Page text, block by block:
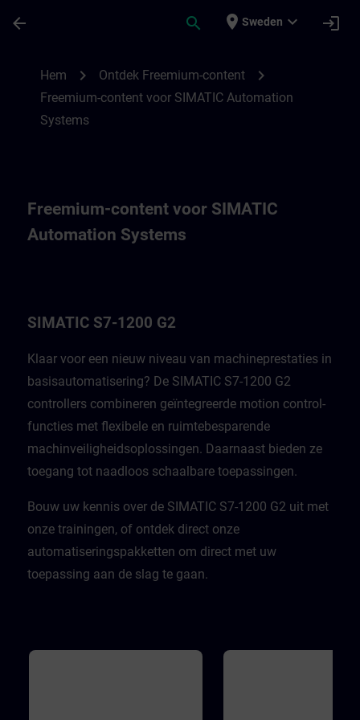
arrow_back search place Sweden expand_more login
Hem chevron_right Ontdek Freemium-content chevron_right
Freemium-content voor SIMATIC Automation
Systems
Freemium-content voor SIMATIC
Automation Systems
SIMATIC S7-1200 G2
Klaar voor een nieuw niveau van machineprestaties in
basisautomatisering? De SIMATIC S7-1200 G2
controllers combineren geïntegreerde motion control-
functies met flexibele en ruimtebesparende
machinveiligheidsoplossingen. Daarnaast bieden ze
toegang tot naadloos schaalbare toepassingen. ​
Bouw uw kennis over de SIMATIC S7-1200 G2 uit met
onze trainingen, of ontdek direct onze
automatiseringspakketten om direct met uw
toepassing aan de slag te gaan.